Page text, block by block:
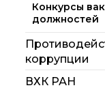
Конкурсы
должностей
коррупции
ВХК РАН